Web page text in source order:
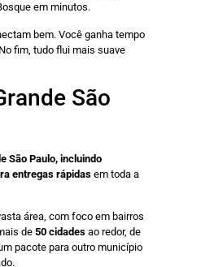
em minutos.
bem. Você ganha tempo
fim, tudo flui mais suave
São
São Paulo, incluindo
entregas rápidas em toda a
área, com foco em bairros
de 50 cidades ao redor, de
pacote para outro município